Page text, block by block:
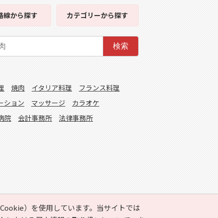
）を使用しています。当サイトでは
線から探す カテゴリーから探す
検索
焼肉 イタリア料理
フランス料理
ション マッサージ
カラオケ
院 会計事務所 法律事務所